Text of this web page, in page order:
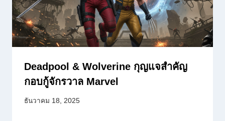
Deadpool & Wolverine กุญแจสำคัญ
กอบกู้จักรวาล Marvel
ธันวาคม 18, 2025